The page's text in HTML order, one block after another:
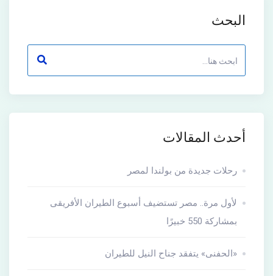
البحث
أحدث المقالات
رحلات جديدة من بولندا لمصر
لأول مرة.. مصر تستضيف أسبوع الطيران الأفريقى
بمشاركة 550 خبيرًا
«الحفنى» يتفقد جناح النيل للطيران